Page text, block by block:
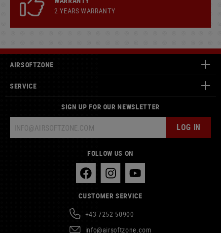
2 YEARS WARRANTY
AIRSOFTZONE
SERVICE
SIGN UP FOR OUR NEWSLETTER
LOG IN
FOLLOW US ON
CUSTOMER SERVICE
+43 7252 50900
info@airsoftzone.com